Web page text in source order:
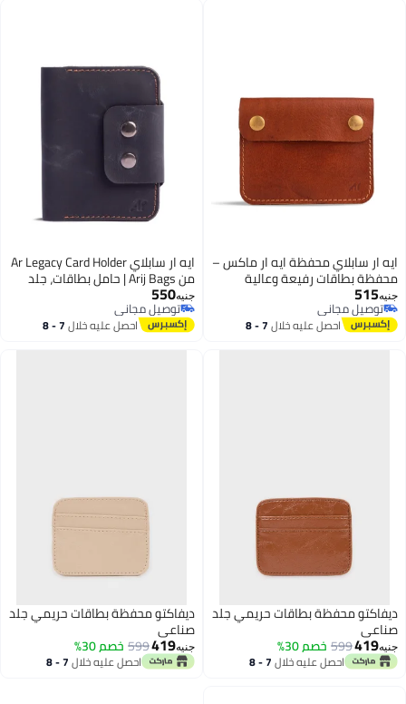
3
ايه ار سابلاي محفظة ايه ار ماكس –
محفظة بطاقات رفيعة وعالية
السعة (تتسع لـ 25 بطاقة) مزودة
بقفل مزدوج آمن وتصميم بسيط –
محفظة مبتكرة قابلة للتمديد
جنيه515
توصيل مجاني
توصيل مجانياحصل عليه خلال 7 - 8
2
ايه ار سابلاي Ar Legacy Card Holder
من Arij Bags | حامل بطاقات، جلد
طبيعي، 6 أماكن للكروت، زر غلق،
سم) (أسود)
جنيه550
توصيل مجاني
توصيل مجانياحصل عليه خلال 7 - 8
ديفاكتو محفظة بطاقات حريمي جلد
صناعي
جنيه419
599 خصم 30%
احصل عليه خلال 7 - 8
ديفاكتو محفظة بطاقات حريمي جلد
صناعي
جنيه419
599 خصم 30%
احصل عليه خلال 7 - 8